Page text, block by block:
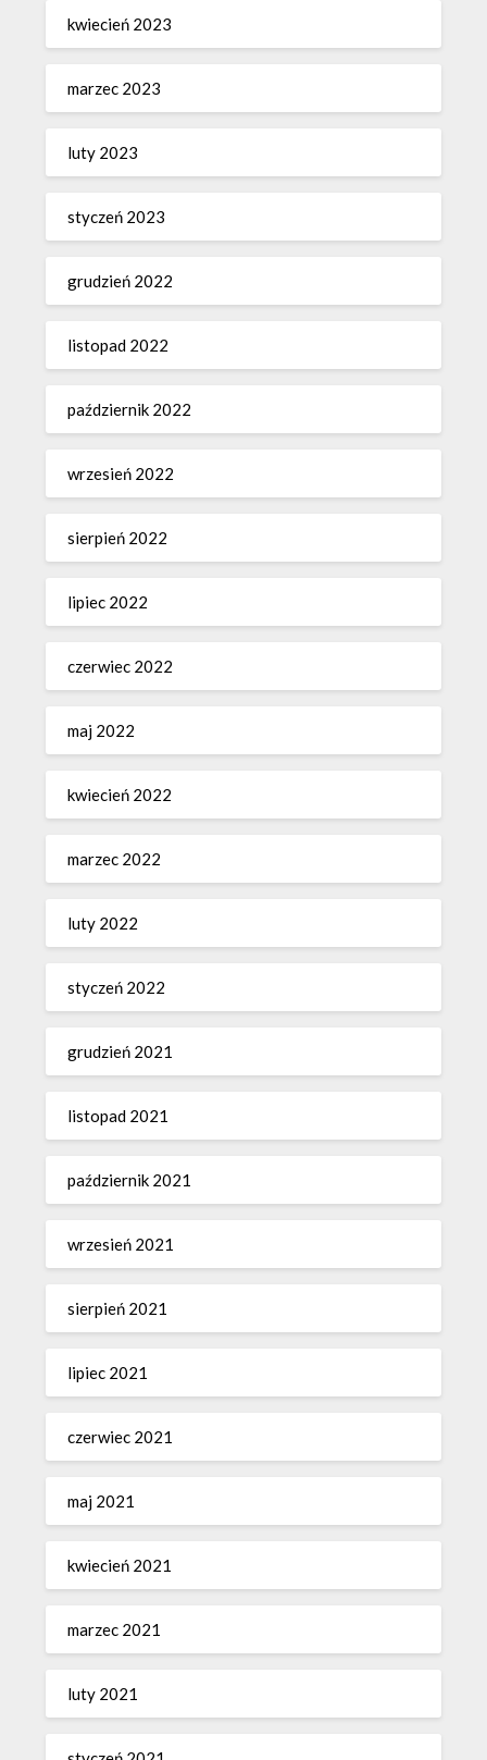
kwiecień 2023
marzec 2023
luty 2023
styczeń 2023
grudzień 2022
listopad 2022
październik 2022
wrzesień 2022
sierpień 2022
lipiec 2022
czerwiec 2022
maj 2022
kwiecień 2022
marzec 2022
luty 2022
styczeń 2022
grudzień 2021
listopad 2021
październik 2021
wrzesień 2021
sierpień 2021
lipiec 2021
czerwiec 2021
maj 2021
kwiecień 2021
marzec 2021
luty 2021